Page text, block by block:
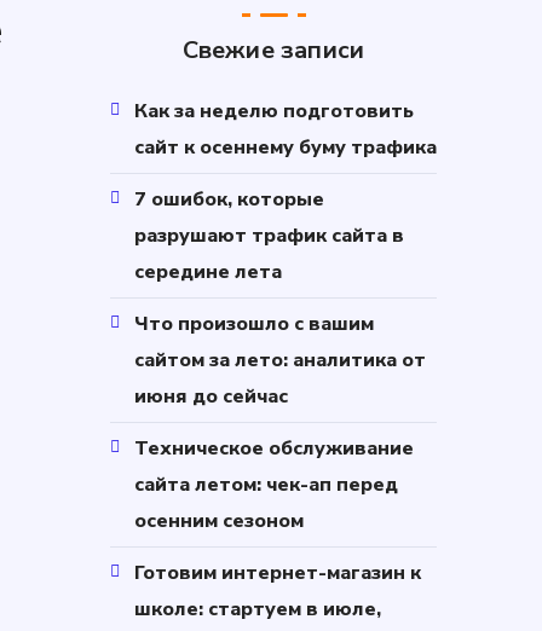
Свежие записи
Как за неделю подготовить
сайт к осеннему буму трафика
7 ошибок, которые
разрушают трафик сайта в
середине лета
Что произошло с вашим
сайтом за лето: аналитика от
июня до сейчас
Техническое обслуживание
сайта летом: чек-ап перед
осенним сезоном
Готовим интернет-магазин к
школе: стартуем в июле,